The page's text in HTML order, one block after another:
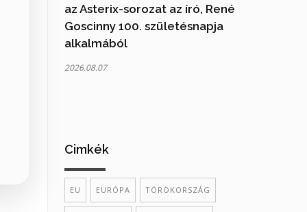
az Asterix-sorozat az író, René
Goscinny 100. születésnapja
alkalmából
2026.08.07
Cimkék
EU EURÓPA TÖRÖKORSZÁG